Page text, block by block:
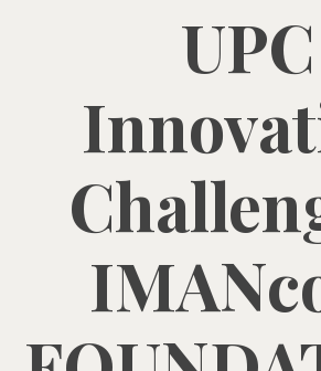
UPC